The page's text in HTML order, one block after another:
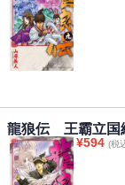
龍狼伝 王霸立国
¥594 (税